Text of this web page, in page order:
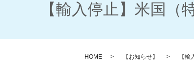
【輸入停止】米国
HOME 【お知らせ】 【